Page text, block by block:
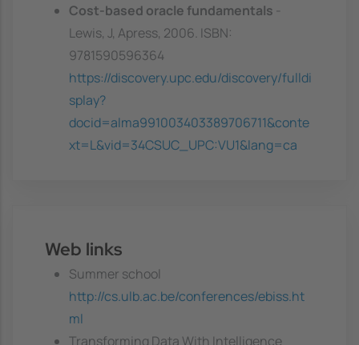
Cost-based oracle fundamentals
Lewis, J, Apress, 2006. ISBN:
9781590596364
https://discovery.upc.edu/discovery/fulldi
splay?
docid=alma991003403389706711&conte
xt=L&vid=34CSUC_UPC:VU1&lang=ca
Web links
Summer school
http://cs.ulb.ac.be/conferences/ebiss.ht
ml
Transforming Data With Intelligence